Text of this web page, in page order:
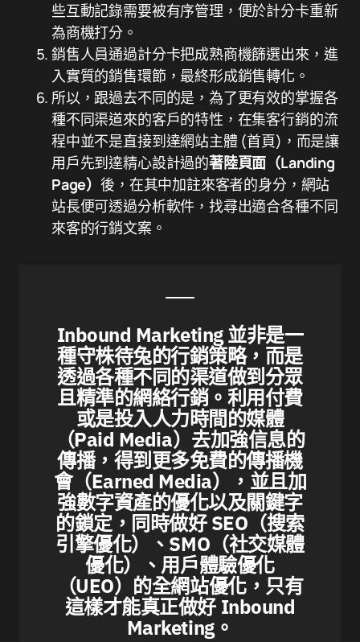
些互動記錄需要被有序管理，便於計分卡重新
為商機打分。
銷售人員通過計分卡把成熟商機篩選出來，進
入實質的銷售環節，最終形成銷售轉化。
所以，跟過去不同的是，為了更有效的掌握各
種不同渠道來的客戶的特性，在集客行銷的流
程中並不是直接到達網站主體 (首頁)，而是讓
用戶先到達精心設計過的著陸頁面（Landing
Page）後，在其中加註來客者的身分，網站
站長便可透過分析軟件，找尋出適合各種不同
來客的行銷文案。
Inbound Marketing 並非是一
種守株待兔的行銷策略，而是
透過各種不同的渠道做到分眾
且精準的網絡行銷。利用付費
或是投入人力時間的媒體
（Paid Media）去加強信息的
傳播，得到更多免費的傳播機
會（Earned Media），並且加
強數字資產的優化以及關鍵字
的鎖定，同時做好 SEO（搜索
引擎優化）、SMO（社交媒體
優化）、用戶體驗優化
（UEO）的全網站優化，只有
這樣才能真正做好 Inbound
Marketing。